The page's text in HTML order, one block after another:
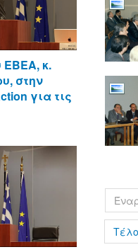
ΕΒΕΑ, κ.
στην
για τις